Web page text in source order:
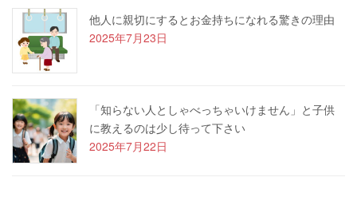
他人に親切にするとお金持ちになれる驚きの理由
2025年7月23日
「知らない人としゃべっちゃいけません」と子供
に教えるのは少し待って下さい
2025年7月22日